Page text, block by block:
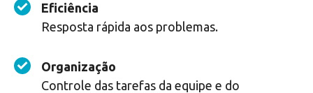
Eficiência
Resposta rápida aos problemas.
Organização
Controle das tarefas da equipe e do